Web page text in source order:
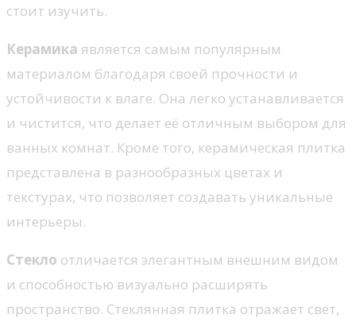
стоит изучить.
Керамика является самым популярным
материалом благодаря своей прочности и
устойчивости к влаге. Она легко устанавливается
и чистится, что делает её отличным выбором для
ванных комнат. Кроме того, керамическая плитка
представлена в разнообразных цветах и
текстурах, что позволяет создавать уникальные
интерьеры.
Стекло отличается элегантным внешним видом
и способностью визуально расширять
пространство. Стеклянная плитка отражает свет,